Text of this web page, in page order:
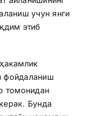
учун янги
этиб
фойдаланиш
томонидан
Бунда